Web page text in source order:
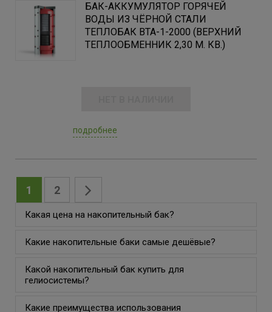
БАК-АККУМУЛЯТОР ГОРЯЧЕЙ
ВОДЫ ИЗ ЧЁРНОЙ СТАЛИ
ТЕПЛОБАК ВТА-1-2000 (ВЕРХНИЙ
ТЕПЛООБМЕННИК 2,30 М. КВ.)
подробнее
1 2
Какая цена на накопительный бак?
Какие накопительные баки самые дешёвые?
Какой накопительный бак купить для
гелиосистемы?
Какие преимущества использования